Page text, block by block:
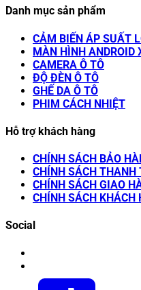
Danh mục sản phẩm
CẢM BIẾN ÁP SUẤT
MÀN HÌNH ANDROID
CAMERA Ô TÔ
ĐỘ ĐÈN Ô TÔ
GHẾ DA Ô TÔ
PHIM CÁCH NHIỆT
Hỗ trợ khách hàng
CHÍNH SÁCH BẢO
CHÍNH SÁCH THANH
CHÍNH SÁCH GIAO
CHÍNH SÁCH KHÁCH
Social